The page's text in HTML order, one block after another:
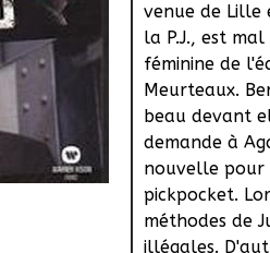
venue de Lille
la P.J., est
féminine de
Meurteaux.
beau devant
demande à
nouvelle
pickpocket.
méthodes de
illégales.